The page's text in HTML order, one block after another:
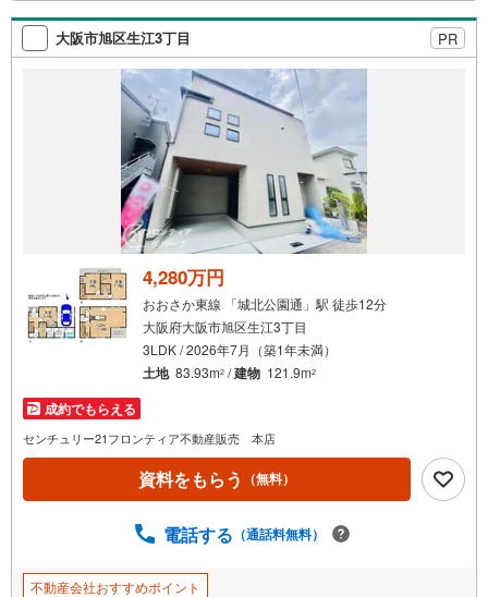
大阪市旭区生江3丁目 PR
4,280万円
おおさか東線 「城北公園通」駅 徒歩12分
大阪府大阪市旭区生江3丁目
3LDK / 2026年7月（築1年未満）
土地 83.93m2 /建物 121.9m2
成約でもらえる
センチュリー21フロンティア不動産販売 本店
資料をもらう （無料）
電話する （通話料無料）
不動産会社おすすめポイント